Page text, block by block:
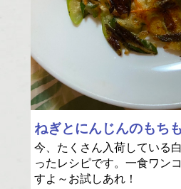
ねぎとにんじんのもち
今、たくさん入荷している
ったレシピです。一食ワン
すよ～お試しあれ！